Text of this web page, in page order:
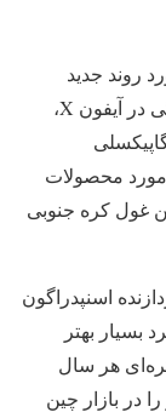
روند جدید
تلفن‌های هوشمند با صفحه نمایش آبشار، بریدگی در آیفون X،
آیفون 14 و سنسور تصویر 200 مگاپیکسلی
محصولات
غول کره جنوبی
اسنپدراگون
بسیار بهتر
هر سال
در بازار چین